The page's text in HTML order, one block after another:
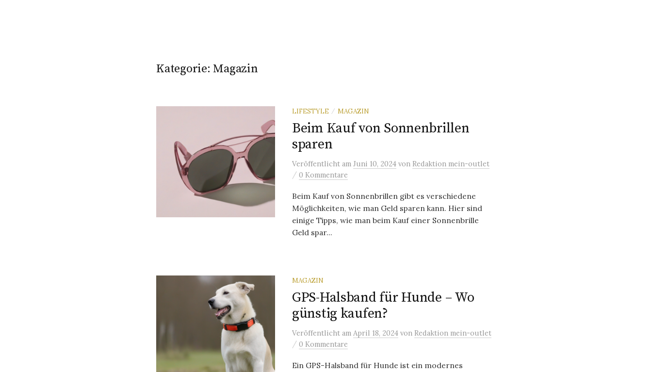
Kategorie: Magazin
LIFESTYLE / MAGAZIN
Beim Kauf von Sonnenbrillen
sparen
Veröffentlicht am Juni 10, 2024 von Redaktion mein-outlet
/ 0 Kommentare
Beim Kauf von Sonnenbrillen gibt es verschiedene
Möglichkeiten, wie man Geld sparen kann. Hier sind
einige Tipps, wie man beim Kauf einer Sonnenbrille
Geld spar...
MAGAZIN
GPS-Halsband für Hunde – Wo
günstig kaufen?
Veröffentlicht am April 18, 2024 von Redaktion mein-outlet
/ 0 Kommentare
Ein GPS-Halsband für Hunde ist ein modernes